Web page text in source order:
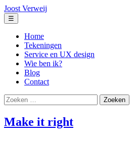
Ga
naar
de
inhoud
Joost Verweij
☰
Home
Tekeningen
Service en UX design
Wie ben ik?
Blog
Contact
Zoeken
naar:
Make it right